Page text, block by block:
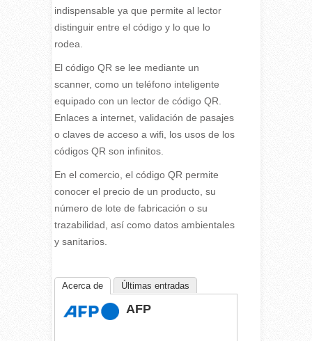
indispensable ya que permite al lector
distinguir entre el código y lo que lo
rodea.
El código QR se lee mediante un
scanner, como un teléfono inteligente
equipado con un lector de código QR.
Enlaces a internet, validación de pasajes
o claves de acceso a wifi, los usos de los
códigos QR son infinitos.
En el comercio, el código QR permite
conocer el precio de un producto, su
número de lote de fabricación o su
trazabilidad, así como datos ambientales
y sanitarios.
Acerca de Últimas entradas
AFP